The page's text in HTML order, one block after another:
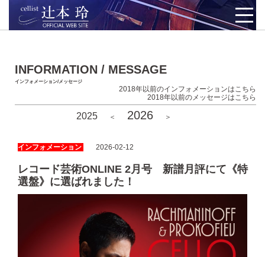
INFORMATION / MESSAGE
インフォメーション/メッセージ
2018年以前のインフォメーションはこちら
2018年以前のメッセージはこちら
2025 ＜ 2026 ＞
インフォメーション 2026-02-12
レコード芸術ONLINE 2月号 新譜月評にて《特
選盤》に選ばれました！